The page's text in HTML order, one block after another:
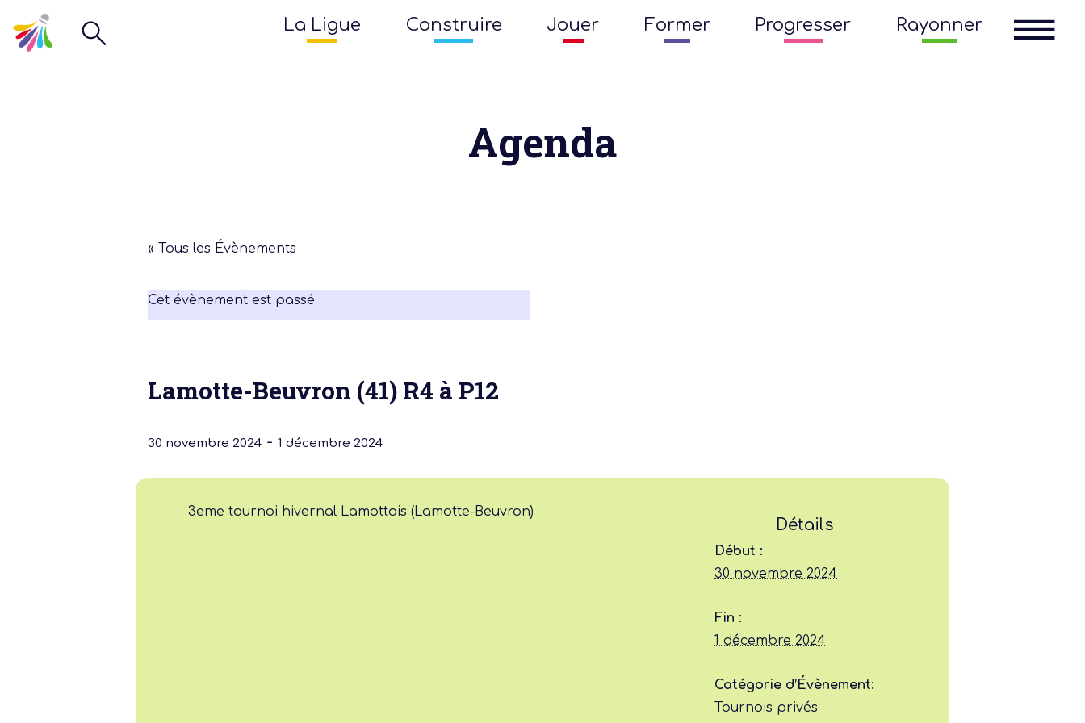
La Ligue Construire Jouer Former Progresser Rayonner
Construire
Jouer
Agenda
« Tous les Évènements
Cet évènement est passé
Lamotte-Beuvron (41) R4 à P12
30 novembre 2024 - 1 décembre 2024
3eme tournoi hivernal Lamottois (Lamotte-Beuvron)
Détails
Début :
30 novembre 2024
Fin :
1 décembre 2024
Catégorie d’Évènement:
Tournois privés